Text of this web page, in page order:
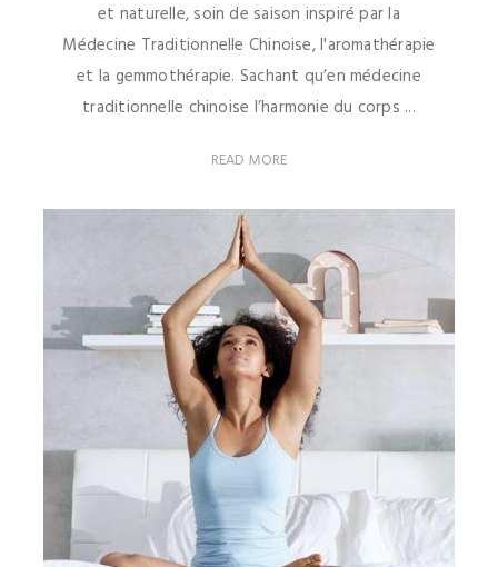
et naturelle, soin de saison inspiré par la
Médecine Traditionnelle Chinoise, l'aromathérapie
et la gemmothérapie. Sachant qu’en médecine
traditionnelle chinoise l’harmonie du corps ...
READ MORE